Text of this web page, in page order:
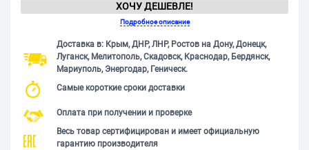
ХОЧУ ДЕШЕВЛЕ!
Подробное описание
Доставка в: Крым, ДНР, ЛНР, Ростов на Дону, Донецк,
Луганск, Мелитополь, Скадовск, Краснодар, Бердянск,
Мариуполь, Энергодар, Геническ.
Самые короткие сроки доставки
Оплата при получении и проверке
Весь товар сертифицирован и имеет официальную
гарантию производителя